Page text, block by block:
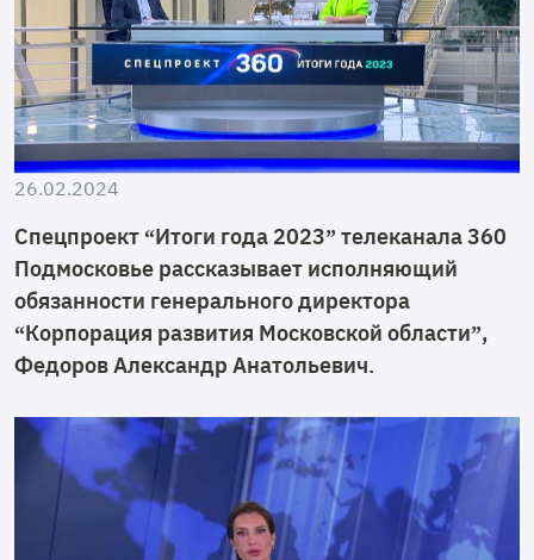
26.02.2024
Спецпроект “Итоги года 2023” телеканала 360
Подмосковье рассказывает исполняющий
обязанности генерального директора
“Корпорация развития Московской области”,
Федоров Александр Анатольевич.